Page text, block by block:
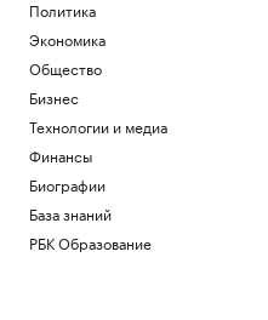
Политика
Экономика
Общество
Бизнес
Технологии и медиа
Финансы
Биографии
База знаний
РБК Образование